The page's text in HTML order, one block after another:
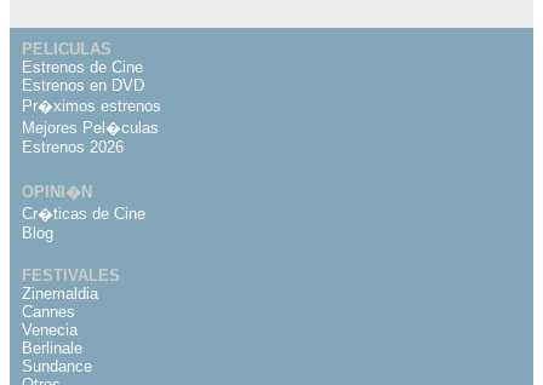
PELICULAS
Estrenos de Cine
Estrenos en DVD
Pr�ximos estrenos
Mejores Pel�culas
Estrenos 2026
OPINI�N
Cr�ticas de Cine
Blog
FESTIVALES
Zinemaldia
Cannes
Venecia
Berlinale
Sundance